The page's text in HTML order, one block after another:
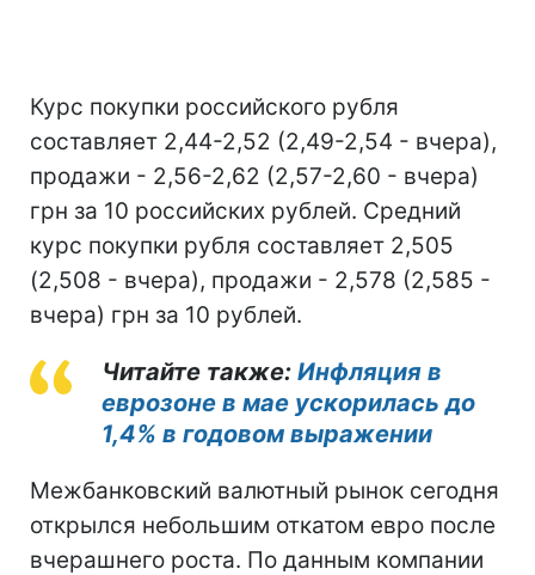
Курс покупки российского рубля
составляет 2,44-2,52 (2,49-2,54 - вчера),
продажи - 2,56-2,62 (2,57-2,60 - вчера)
грн за 10 российских рублей. Средний
курс покупки рубля составляет 2,505
(2,508 - вчера), продажи - 2,578 (2,585 -
вчера) грн за 10 рублей.
Читайте также: Инфляция в
еврозоне в мае ускорилась до
1,4% в годовом выражении
Межбанковский валютный рынок сегодня
открылся небольшим откатом евро после
вчерашнего роста. По данным компании